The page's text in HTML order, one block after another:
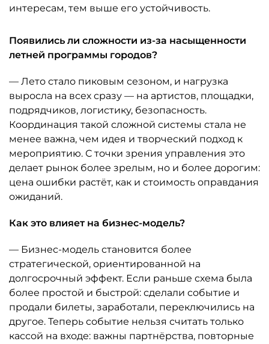
интересам, тем выше его устойчивость.
Появились ли сложности из-за насыщенности
летней программы городов?
— Лето стало пиковым сезоном, и нагрузка
выросла на всех сразу — на артистов, площадки,
подрядчиков, логистику, безопасность.
Координация такой сложной системы стала не
менее важна, чем идея и творческий подход к
мероприятию. С точки зрения управления это
делает рынок более зрелым, но и более дорогим:
цена ошибки растёт, как и стоимость оправдания
ожиданий.
Как это влияет на бизнес-модель?
— Бизнес-модель становится более
стратегической, ориентированной на
долгосрочный эффект. Если раньше схема была
более простой и быстрой: сделали событие и
продали билеты, заработали, переключились на
другое. Теперь событие нельзя считать только
кассой на входе: важны партнёрства, повторные